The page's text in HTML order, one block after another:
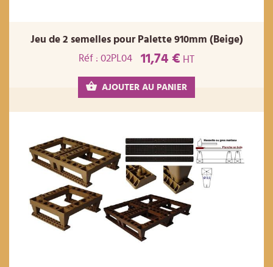
Jeu de 2 semelles pour Palette 910mm (Beige)
Réf : 02PL04
11,74 € HT
AJOUTER AU PANIER